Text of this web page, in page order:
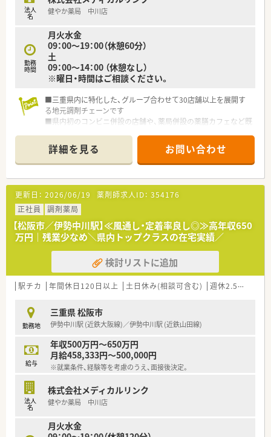
法人
名 健やか薬局 中川店
勤務
時間
月火水金
09：00～19：00（休憩60分）
土
09：00～14：00 （休憩なし）
※曜日・時間はご相談ください。
■三重県内に特化した、グループ合わせて30店舗以上を展開す
る地元調剤チェーンです
■県内初のコンビニ併設の店舗や、薬局併設の薬膳カフェなど既
■在宅には積極的に取り組んでおり、三重県では在宅件数トップ
クラスです。
■産休・育休取得率は100％！ほぼ全員が復帰をされており、時短
での勤務者もいらっしゃいます。
詳細を見る お問い合わせ
更新日： 2026/06/19 薬剤師求人ID： 354176
正社員
調剤薬局
【松阪市／伊勢中川駅】≪風通し・定着率良し◎≫高年収650
万円｜残業少なめ＼県内トップクラスの在宅実績／
検討リストに追加
駅チカ 年間休日120日以上 土日休み(相談可含む) 週休2.5日以上
勤務地
三重県 松阪市
伊勢中川駅 (近鉄大阪線)／伊勢中川駅 (近鉄山田線)
給与
年収500万円～650万円
月給458,333円～500,000円
※就業条件、経験等を考慮のうえ、面接後決定。
法人
名
株式会社メディカルリンク
健やか薬局 中川店
月火水金